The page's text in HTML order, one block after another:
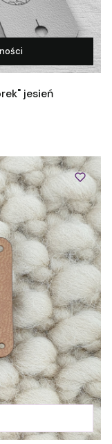
jesień